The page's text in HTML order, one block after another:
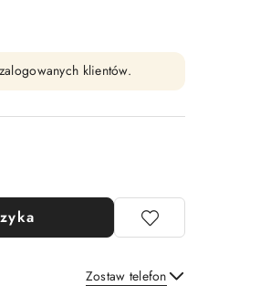
klientów.
Zostaw telefon